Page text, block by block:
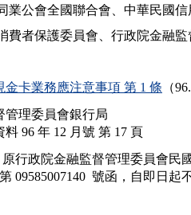
業公會全國聯合會、中華民國
費者保護委員會、行政院金融
金卡業務應注意事項 第 1 條 （
管理委員會銀行局
96 年 12 月號 第 17 頁
行政院金融監督管理委員會民